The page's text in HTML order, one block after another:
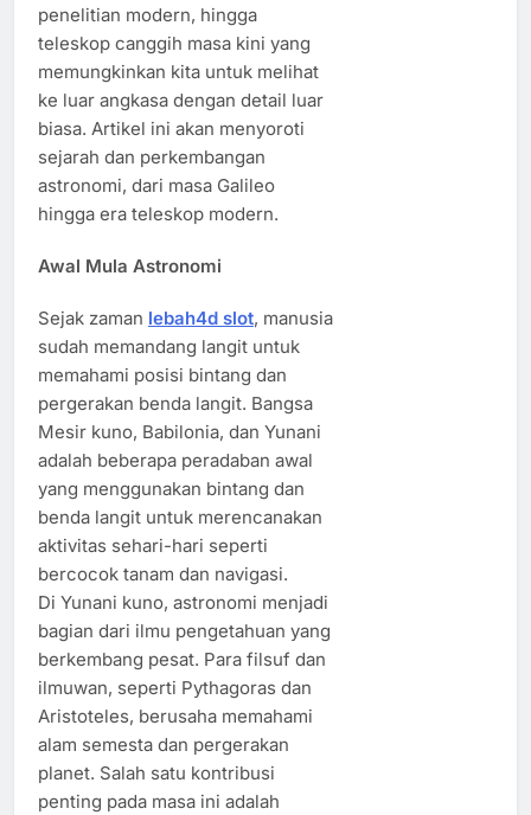
penelitian modern, hingga
teleskop canggih masa kini yang
memungkinkan kita untuk melihat
ke luar angkasa dengan detail luar
biasa. Artikel ini akan menyoroti
sejarah dan perkembangan
astronomi, dari masa Galileo
hingga era teleskop modern.
Awal Mula Astronomi
Sejak zaman lebah4d slot, manusia
sudah memandang langit untuk
memahami posisi bintang dan
pergerakan benda langit. Bangsa
Mesir kuno, Babilonia, dan Yunani
adalah beberapa peradaban awal
yang menggunakan bintang dan
benda langit untuk merencanakan
aktivitas sehari-hari seperti
bercocok tanam dan navigasi.
Di Yunani kuno, astronomi menjadi
bagian dari ilmu pengetahuan yang
berkembang pesat. Para filsuf dan
ilmuwan, seperti Pythagoras dan
Aristoteles, berusaha memahami
alam semesta dan pergerakan
planet. Salah satu kontribusi
penting pada masa ini adalah